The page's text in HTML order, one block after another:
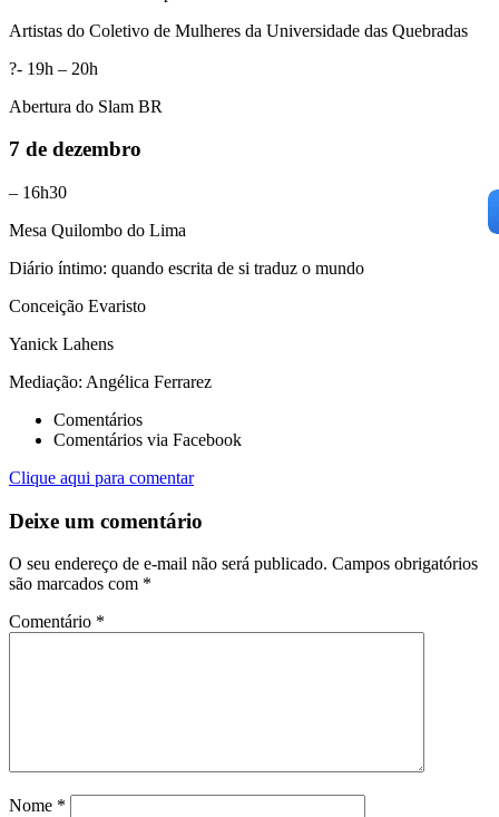
Artistas do Coletivo de Mulheres da Universidade das Quebradas
?- 19h – 20h
Abertura do Slam BR
7 de dezembro
– 16h30
Mesa Quilombo do Lima
Diário íntimo: quando escrita de si traduz o mundo
Conceição Evaristo
Yanick Lahens
Mediação: Angélica Ferrarez
Comentários
Comentários via Facebook
Clique aqui para comentar
Deixe um comentário
O seu endereço de e-mail não será publicado. Campos obrigatórios
são marcados com *
Comentário *
Nome *